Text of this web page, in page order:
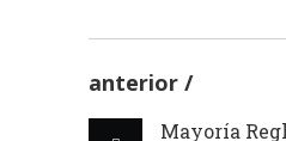
anterior
Mayoría